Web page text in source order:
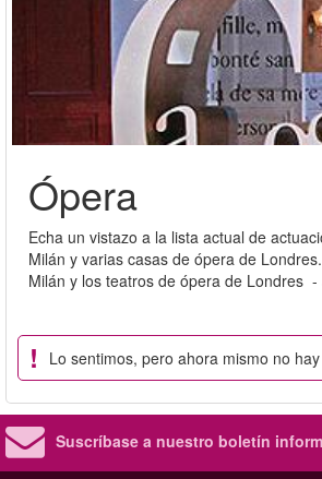
Ópera
Echa un vistazo a la lista actual de
Milán y varias casas de ópera de
Milán y los teatros de ópera de Londres
Lo sentimos, pero ahora mismo no
Suscríbase a nuestro boletín